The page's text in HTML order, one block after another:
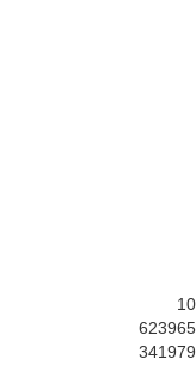
10
623965
341979